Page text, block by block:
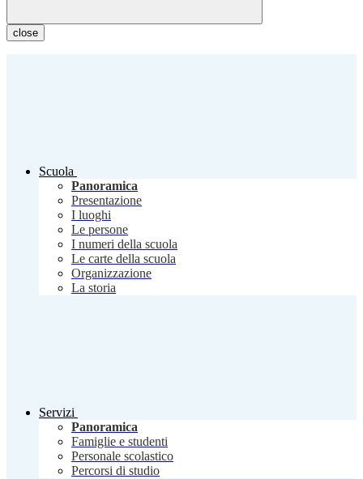
close
Scuola
Panoramica
Presentazione
I luoghi
Le persone
I numeri della scuola
Le carte della scuola
Organizzazione
La storia
Servizi
Panoramica
Famiglie e studenti
Personale scolastico
Percorsi di studio